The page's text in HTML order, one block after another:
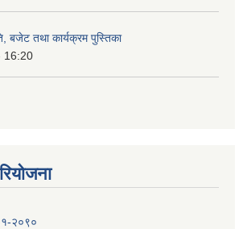
तथा कार्यक्रम पुस्तिका
16:20
२०९०